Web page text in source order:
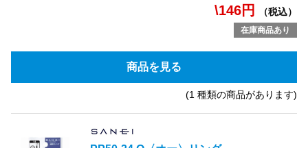
\146円 （税込）
在庫商品あり
商品を見る
(1 種類の商品があります)